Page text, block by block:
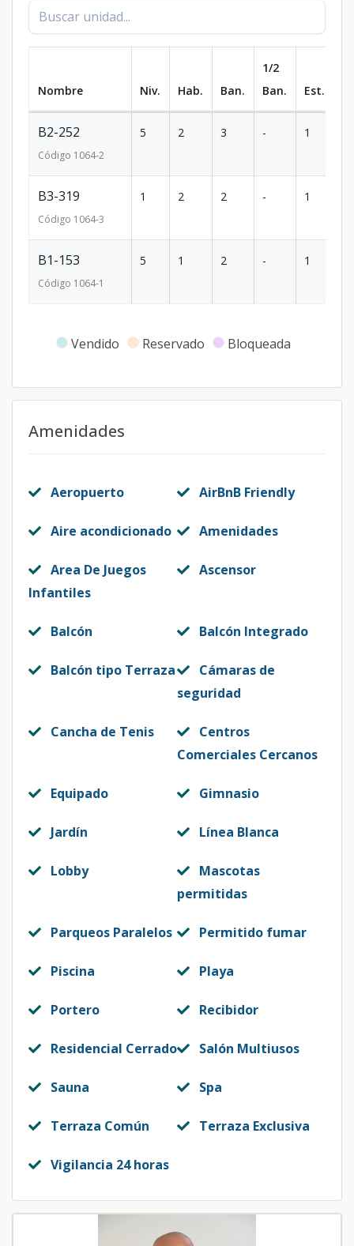
Nombre Niv. Hab. Ban.
1/2
Ban.
Est.
B2-252
Código 1064-2
5 2 3 - 1
B3-319
Código 1064-3
1 2 2 - 1
B1-153
Código 1064-1
5 1 2 - 1
Vendido Reservado Bloqueada
Amenidades
Aeropuerto AirBnB Friendly
Aire acondicionado Amenidades
Area De Juegos
Infantiles
Ascensor
Balcón Balcón Integrado
Balcón tipo Terraza
Cámaras de
seguridad
Cancha de Tenis
Centros
Comerciales Cercanos
Equipado Gimnasio
Jardín Línea Blanca
Lobby
Mascotas
permitidas
Parqueos Paralelos Permitido fumar
Piscina Playa
Portero Recibidor
Residencial Cerrado Salón Multiusos
Sauna Spa
Terraza Común Terraza Exclusiva
Vigilancia 24 horas